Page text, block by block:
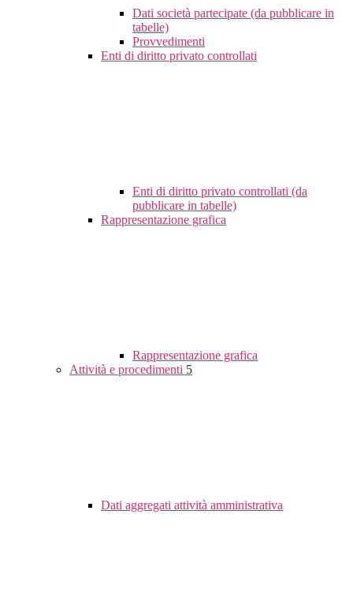
Dati società partecipate (da pubblicare in
tabelle)
Provvedimenti
Enti di diritto privato controllati
Enti di diritto privato controllati (da
pubblicare in tabelle)
Rappresentazione grafica
Rappresentazione grafica
Attività e procedimenti 5
Dati aggregati attività amministrativa